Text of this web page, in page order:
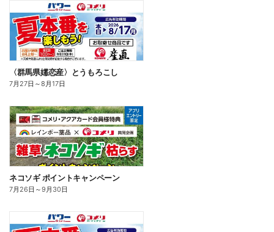
〈群馬県嬬恋産〉とうもろこし
7月27日 ～8月17日
ネコソギ ポイントキャンペーン
7月26日 ～9月30日